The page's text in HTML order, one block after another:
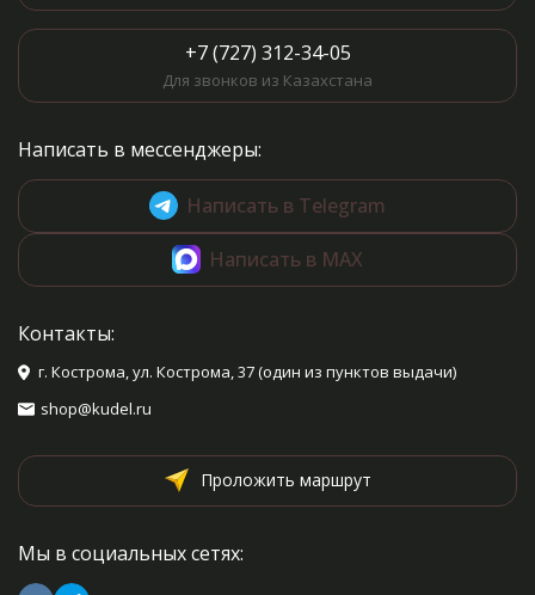
+7 (727) 312-34-05
Для звонков из Казахстана
Написать в мессенджеры:
Написать в Telegram
Написать в MAX
Контакты:
г. Кострома, ул. Кострома, 37 (один из пунктов выдачи)
shop@kudel.ru
Проложить маршрут
Мы в социальных сетях: